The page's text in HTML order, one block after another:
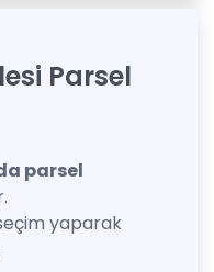
Parsel
parsel
yaparak